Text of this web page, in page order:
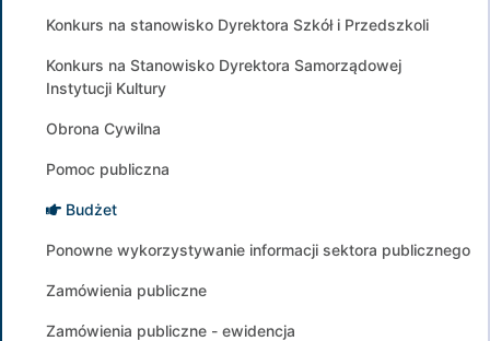
Konkurs na stanowisko Dyrektora Szkół i Przedszkoli
Konkurs na Stanowisko Dyrektora Samorządowej
Instytucji Kultury
Obrona Cywilna
Pomoc publiczna
Budżet
Ponowne wykorzystywanie informacji sektora publicznego
Zamówienia publiczne
Zamówienia publiczne - ewidencja